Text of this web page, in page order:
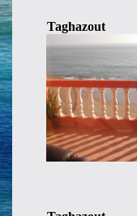
Taghazout